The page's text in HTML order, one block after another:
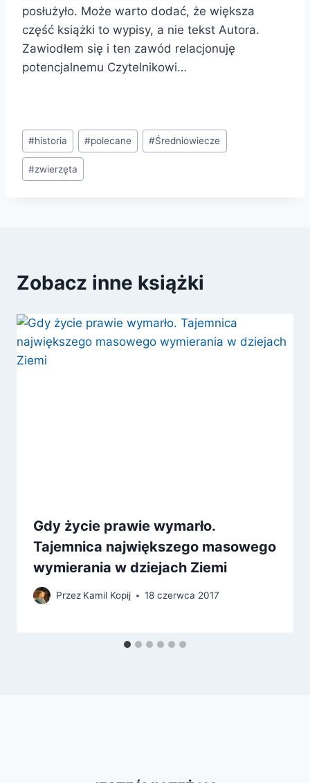
posłużyło. Może warto dodać, że większa
część książki to wypisy, a nie tekst Autora.
Zawiodłem się i ten zawód relacjonuję
potencjalnemu Czytelnikowi…
Tagi
wpisu:
#historia #polecane #Średniowiecze
#zwierzęta
Zobacz inne książki
Gdy życie prawie wymarło.
Tajemnica największego masowego
wymierania w dziejach Ziemi
Przez Kamil Kopij 18 czerwca 2017